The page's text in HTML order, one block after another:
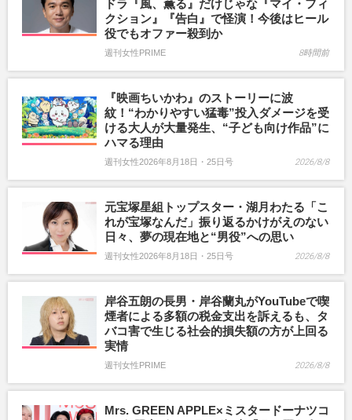
ドラ『風、薫る』だけじゃな『マイ・フィ
クション』『告白』で怪演！今後はヒール
役でもオファー殺到か
週刊女性PRIME 8時間前
『映画ちいかわ』のストーリーに波
紋！“わかりやすい猛毒”投入ダメージを受
ける大人が大量発生、“子ども向け作品”に
ハマる理由
週刊女性2026年8月18日・25日号 2026/8/8
元宝塚星組トップスター・湖月わたる「こ
れが宝塚なんだ」振り返るかけがえのない
日々、夢の現在地と“男役”への思い
週刊女性2026年8月18日・25日号 2026/8/8
岸谷五朗の長男・岸谷蘭丸がYouTubeで喫
煙者による多額の税金支出を訴えるも、タ
バコ害で生じる社会的損失額の方が上回る
実情
週刊女性PRIME 2026/8/8
Mrs. GREEN APPLE×ミスタードーナツコ